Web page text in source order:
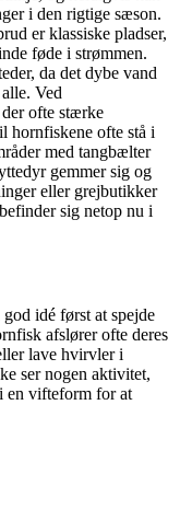
i den rigtige sæson.
er klassiske pladser,
føde i strømmen.
da det dybe vand
Ved
ofte stærke
hornfiskene ofte stå i
med tangbælter
gemmer sig og
eller grejbutikker
sig netop nu i
idé først at spejde
afslører ofte deres
lave hvirvler i
ser nogen aktivitet,
en vifteform for at